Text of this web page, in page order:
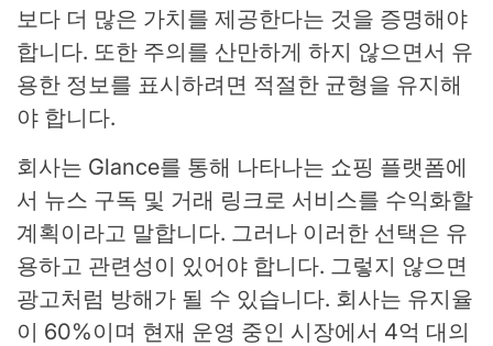
보다 더 많은 가치를 제공한다는 것을 증명해야
합니다. 또한 주의를 산만하게 하지 않으면서 유
용한 정보를 표시하려면 적절한 균형을 유지해
야 합니다.
회사는 Glance를 통해 나타나는 쇼핑 플랫폼에
서 뉴스 구독 및 거래 링크로 서비스를 수익화할
계획이라고 말합니다. 그러나 이러한 선택은 유
용하고 관련성이 있어야 합니다. 그렇지 않으면
광고처럼 방해가 될 수 있습니다. 회사는 유지율
이 60%이며 현재 운영 중인 시장에서 4억 대의